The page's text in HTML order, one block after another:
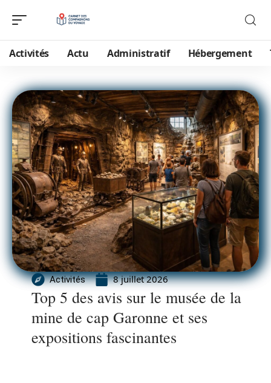
Activités Actu Administratif Hébergement
Activités 8 juillet 2026
Top 5 des avis sur le musée de la
mine de cap Garonne et ses
expositions fascinantes